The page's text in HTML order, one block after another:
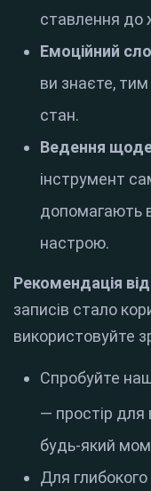
ставлення до
Емоційний
ви знаєте,
стан.
Ведення
інструмент
допомагають
настрою.
Рекомендація
записів стало
використовуйте
Спробуйте
— простір
будь-який
Для